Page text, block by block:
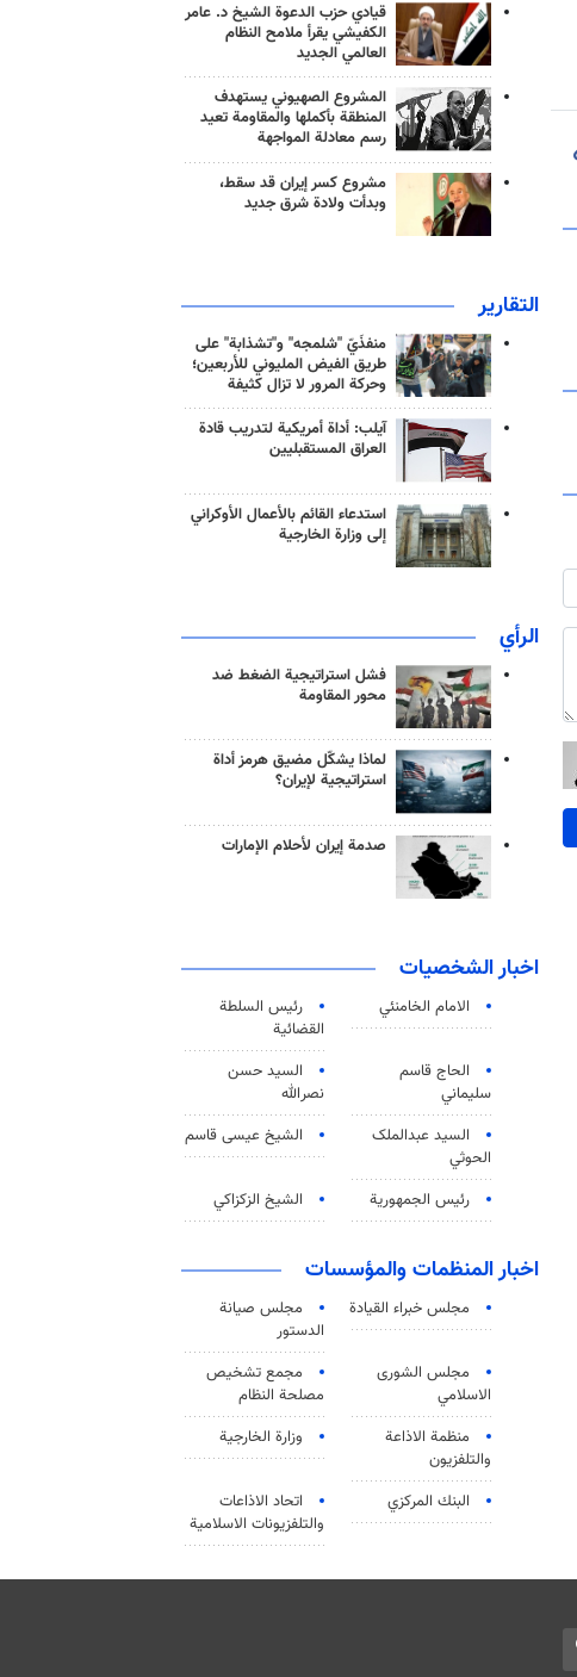
قيادي حزب الدعوة الشيخ د. عامر
الكفيشي يقرأ ملامح النظام
العالمي الجديد
المشروع الصهيوني يستهدف
المنطقة بأكملها والمقاومة تعيد
رسم معادلة المواجهة
مشروع كسر إيران قد سقط،
وبدأت ولادة شرق جديد
التقارير
منفذَيّ "شلمجه" و"تشذابة" على
طريق الفيض المليوني للأربعين؛
وحركة المرور لا تزال كثيفة
آيلب: أداة أمريكية لتدريب قادة
العراق المستقبليين
استدعاء القائم بالأعمال الأوكراني
إلى وزارة الخارجية
الرأي
فشل استراتيجية الضغط ضد
محور المقاومة
لماذا يشكّل مضيق هرمز أداة
استراتيجية لإيران؟
صدمة إيران لأحلام الإمارات
اخبار الشخصيات
الامام الخامنئي
رئیس السلطة
القضائیة
الحاج قاسم
سليماني
السيد حسن
نصرالله
السید عبدالملک
الحوثي
الشيخ عيسى قاسم
رئيس الجمهورية الشيخ الزكزاكي
اخبار المنظمات والمؤسسات
مجلس خبراء القيادة
مجلس صيانة
الدستور
مجلس الشورى
الاسلامي
مجمع تشخيص
مصلحة النظام
منظمة الاذاعة
والتلفزیون
وزارة الخارجية
البنك المركزي
اتحاد الاذاعات
والتلفزيونات الاسلامية